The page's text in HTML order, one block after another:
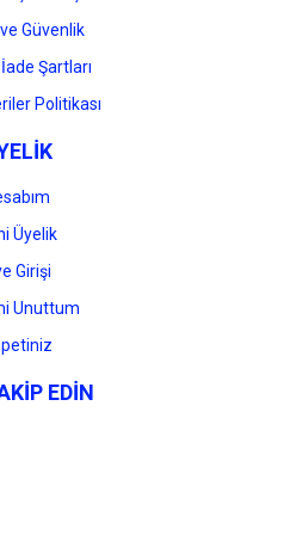
Güvenlik
Şartları
Politikası
Üyelik
Girişi
Unuttum
EDİN